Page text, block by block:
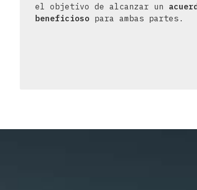
el objetivo de alcanzar un
beneficioso para ambas partes.